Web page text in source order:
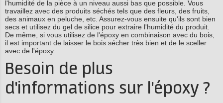
l'humidité de la pièce à un niveau aussi bas que possible. Vous
travaillez avec des produits séchés tels que des fleurs, des fruits,
des animaux en peluche, etc. Assurez-vous ensuite qu'ils sont bien
secs et utilisez du gel de silice pour extraire l'humidité du produit.
De même, si vous utilisez de l'époxy en combinaison avec du bois,
il est important de laisser le bois sécher très bien et de le sceller
avec de l'époxy.
Besoin de plus
d'informations sur l'époxy ?